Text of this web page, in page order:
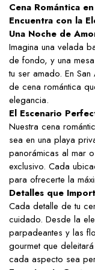
Cena Romántica
Encuentra con la
Una Noche de
Imagina una velada
de fondo, y una
tu ser amado. En
de cena romántica
elegancia.
El Escenario
Nuestra cena
sea en una playa
panorámicas al mar
exclusivo. Cada
para ofrecerte la
Detalles que
Cada detalle de tu
cuidado. Desde la
parpadeantes y las
gourmet que
cada aspecto sea